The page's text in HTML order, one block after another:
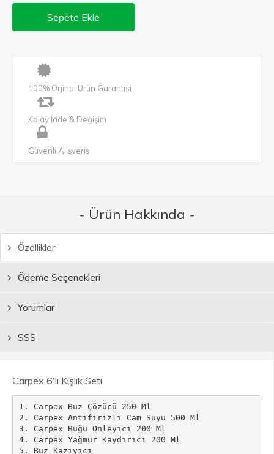
Sepete Ekle
100% Orjinal Ürün Garantisi
Kolay İade & Değişim
Güvenli Alışveriş
- Ürün Hakkında -
Özellikler
Ödeme Seçenekleri
Yorumlar
SSS
Carpex 6'lı Kışlık Seti
1. Carpex Buz Çözücü 250 Ml
2. Carpex Antifirizli Cam Suyu 500 Ml
3. Carpex Buğu Önleyici 200 Ml
4. Carpex Yağmur Kaydırıcı 200 Ml
5. Buz Kazıyıcı